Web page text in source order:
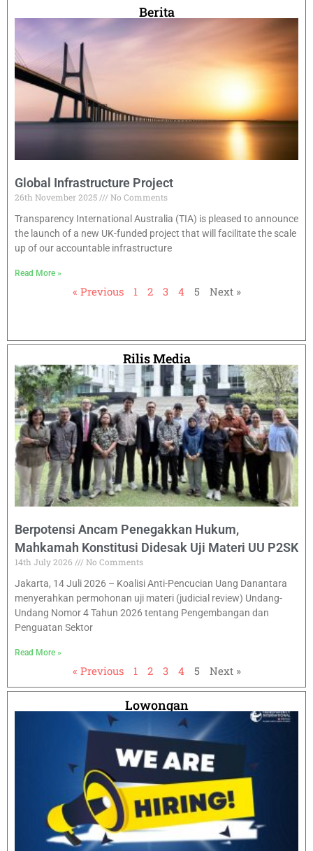
Berita
Global Infrastructure Project
26th November 2025
No Comments
Transparency International Australia (TIA) is pleased to announce
the launch of a new UK-funded project that will facilitate the scale
up of our accountable infrastructure
Read More »
« Previous 1 2 3 4 5 Next »
Rilis Media
Berpotensi Ancam Penegakkan Hukum,
Mahkamah Konstitusi Didesak Uji Materi UU P2SK
14th July 2026
No Comments
Jakarta, 14 Juli 2026 – Koalisi Anti-Pencucian Uang Danantara
menyerahkan permohonan uji materi (judicial review) Undang-
Undang Nomor 4 Tahun 2026 tentang Pengembangan dan
Penguatan Sektor
Read More »
« Previous 1 2 3 4 5 Next »
Lowongan